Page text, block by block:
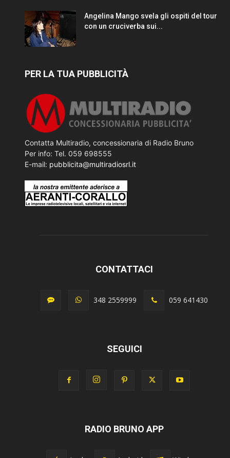
Angelina Mango svela gli ospiti del tour
con un cruciverba sui...
PER LA TUA PUBBLICITÀ
Contatta Multiradio, concessionaria di Radio Bruno
Per info: Tel. 059 698555
E-mail: pubblicita@multiradiosrl.it
CONTATTACI
348 2559999 059 641430
SEGUICI
RADIO BRUNO APP